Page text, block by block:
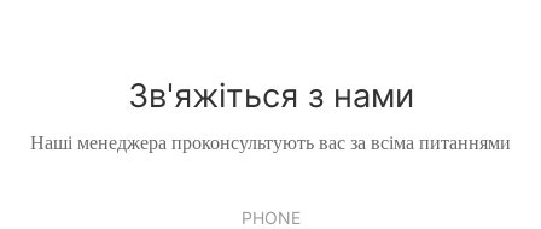
Зв'яжіться з нами
Наші менеджера проконсультують вас за всіма питаннями
PHONE